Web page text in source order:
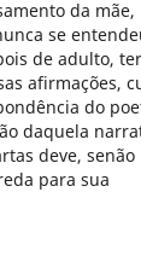
da mãe,
se
de adulto,
afirmações,
do
daquela
deve, senão
para sua